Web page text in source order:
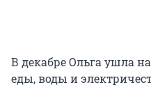
В декабре Ольга ушла
еды, воды и